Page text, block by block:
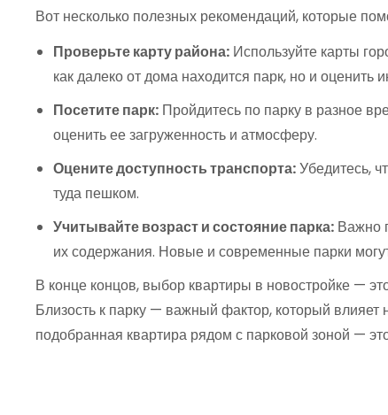
Вот несколько полезных рекомендаций, которые
Проверьте карту района: Используйте карты
как далеко от дома находится парк, но и оценить
Посетите парк: Пройдитесь по парку в разное
оценить ее загруженность и атмосферу.
Оцените доступность транспорта:Убедитесь,
туда пешком.
Учитывайте возраст и состояние парка: Важно
их содержания. Новые и современные парки
В конце концов, выбор квартиры в новостройке —
Близость к парку — важный фактор, который
подобранная квартира рядом с парковой зоной —